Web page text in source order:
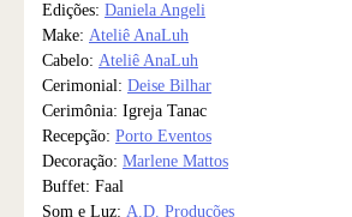
Edições: Daniela Angeli
Make: Ateliê AnaLuh
Cabelo: Ateliê AnaLuh
Cerimonial: Deise Bilhar
Cerimônia: Igreja Tanac
Recepção: Porto Eventos
Decoração: Marlene Mattos
Buffet: Faal
Som e Luz: A.D. Produções